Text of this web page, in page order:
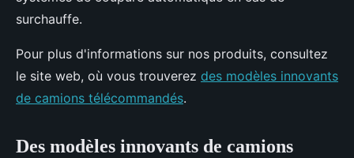
surchauffe.
Pour plus d'informations sur nos produits, consultez
le site web, où vous trouverez des modèles innovants
de camions télécommandés.
Des modèles innovants de camions